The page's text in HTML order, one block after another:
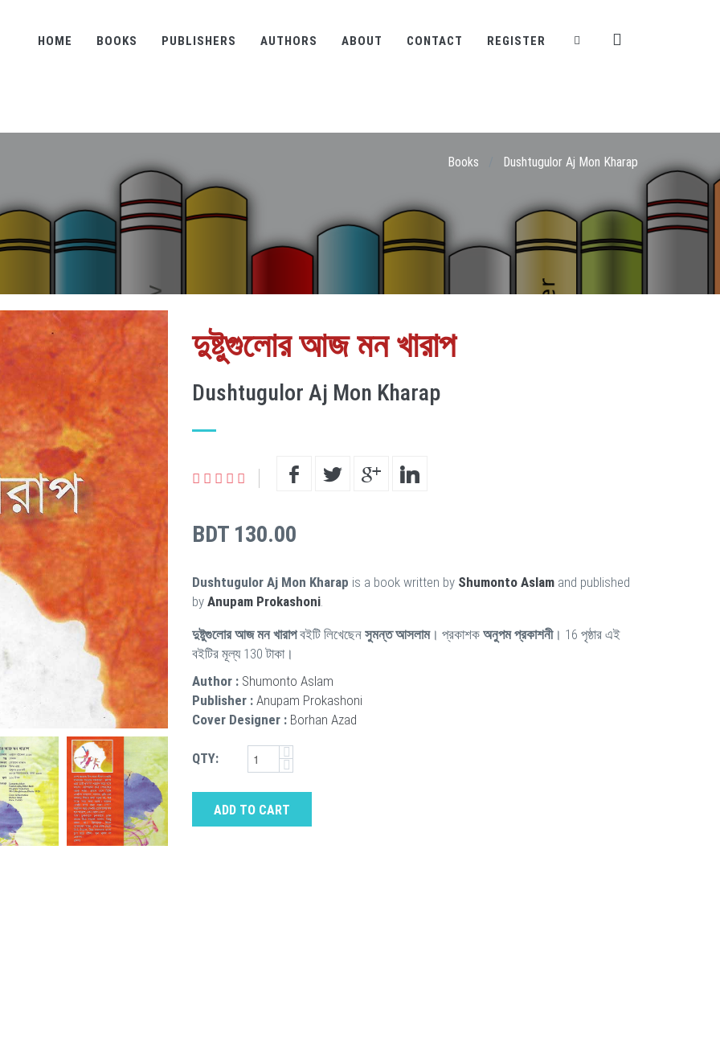
HOME BOOKS PUBLISHERS AUTHORS ABOUT CONTACT REGISTER
Books Dushtugulor Aj Mon Kharap
দুষ্টুগুলোর আজ মন খারাপ
Dushtugulor Aj Mon Kharap
BDT 130.00
Dushtugulor Aj Mon Kharap is a book written by Shumonto Aslam and published
by Anupam Prokashoni.
দুষ্টুগুলোর আজ মন খারাপবইটি লিখেছেন সুমন্ত আসলাম। প্রকাশক অনুপম প্রকাশনী। 16 পৃষ্ঠার এই
বইটির মূল্য 130 টাকা।
Author : Shumonto Aslam
Publisher : Anupam Prokashoni
Cover Designer : Borhan Azad
QTY:
ADD TO CART